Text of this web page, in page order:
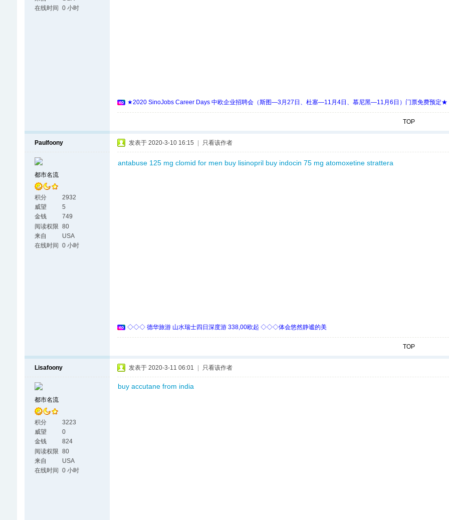
在线时间
0 小时
★2020 SinoJobs Career Days 中欧企业招聘会（斯图—3月27日、杜塞—11月4日、慕尼黑—11月6日）门票免费预定★
TOP
Paulfoony
都市名流
积分
2932
威望
5
金钱
749
阅读权限 80
来自
USA
在线时间
0 小时
发表于 2020-3-10 16:15 只看该作者
antabuse 125 mg clomid for men buy lisinopril buy indocin 75 mg atomoxetine strattera
◇◇◇ 德华旅游 山水瑞士四日深度游 338,00欧起 ◇◇◇体会悠然静谧的美
TOP
Lisafoony
都市名流
积分
3223
威望
0
金钱
824
阅读权限 80
来自
USA
在线时间
0 小时
发表于 2020-3-11 06:01 只看该作者
buy accutane from india